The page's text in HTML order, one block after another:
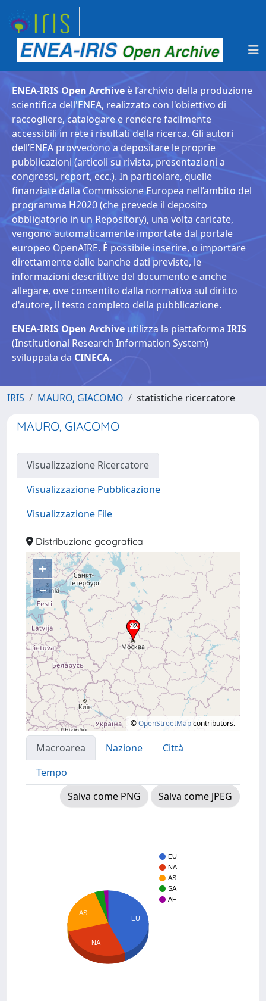
ENEA-IRIS Open Archive è l’archivio della produzione
scientifica dell'ENEA, realizzato con l'obiettivo di
raccogliere, catalogare e rendere facilmente
accessibili in rete i risultati della ricerca. Gli autori
dell’ENEA provvedono a depositare le proprie
pubblicazioni (articoli su rivista, presentazioni a
congressi, report, ecc.). In particolare, quelle
finanziate dalla Commissione Europea nell’ambito del
programma H2020 (che prevede il deposito
obbligatorio in un Repository), una volta caricate,
vengono automaticamente importate dal portale
europeo OpenAIRE. È possibile inserire, o importare
direttamente dalle banche dati previste, le
informazioni descrittive del documento e anche
allegare, ove consentito dalla normativa sul diritto
d'autore, il testo completo della pubblicazione.
ENEA-IRIS Open Archive utilizza la piattaforma IRIS
(Institutional Research Information System)
sviluppata da CINECA.
IRIS MAURO, GIACOMO statistiche ricercatore
MAURO, GIACOMO
Visualizzazione Ricercatore
Visualizzazione Pubblicazione
Visualizzazione File
Distribuzione geografica
+
–
©OpenStreetMapcontributors.
Macroarea Nazione
Città
Tempo
Salva come PNG
Salva come JPEG
EU
NA
AS
SA
AF
EU
AS
NA